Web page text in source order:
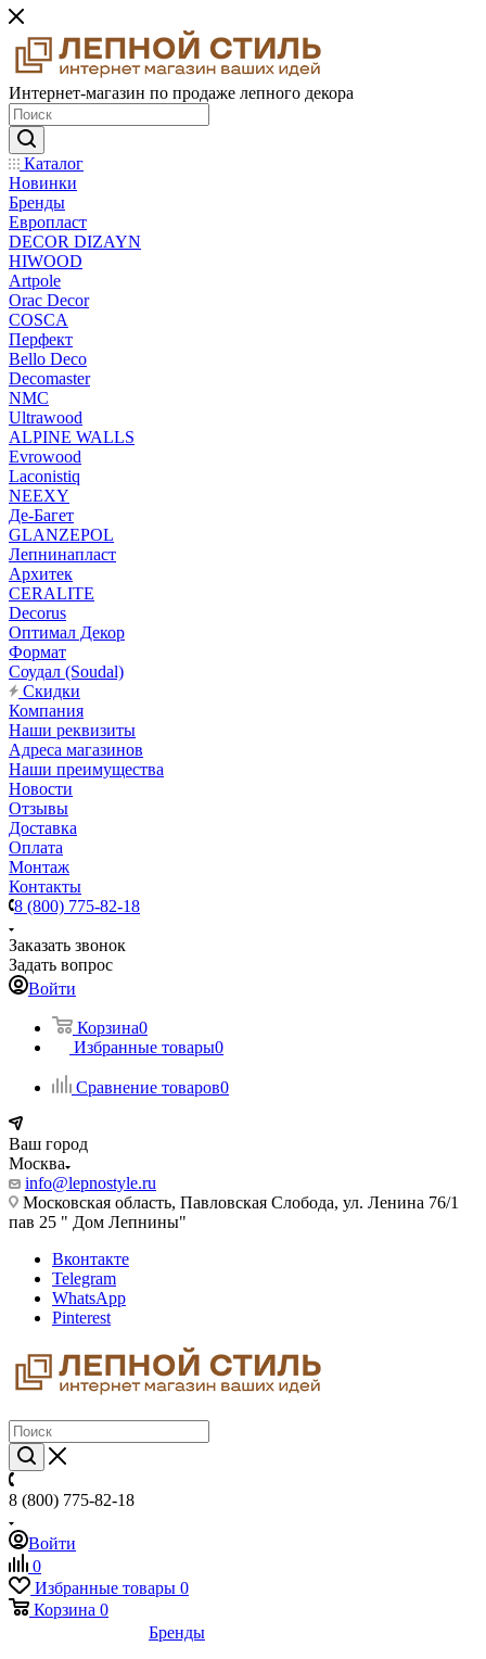
Интернет-магазин по продаже лепного декора
Каталог
Новинки
Бренды
Европласт
DECOR DIZAYN
HIWOOD
Artpole
Orac Decor
COSCA
Перфект
Bello Deco
Decomaster
NMС
Ultrawood
ALPINE WALLS
Evrowood
Laconistiq
NEEXY
Де-Багет
GLANZEPOL
Лепнинапласт
Архитек
CERALITE
Decorus
Оптимал Декор
Формат
Соудал (Soudal)
Скидки
Компания
Наши реквизиты
Адреса магазинов
Наши преимущества
Новости
Отзывы
Доставка
Оплата
Монтаж
Контакты
8 (800) 775-82-18
Заказать звонок
Задать вопрос
Войти
Корзина0
Избранные товары0
Сравнение товаров0
Ваш город
Москва
info@lepnostyle.ru
Московская область, Павловская Слобода, ул. Ленина 76/1
пав 25 " Дом Лепнины"
Вконтакте
Telegram
WhatsApp
Pinterest
8 (800) 775-82-18
Войти
0
Избранные товары 0
Корзина 0
Бренды